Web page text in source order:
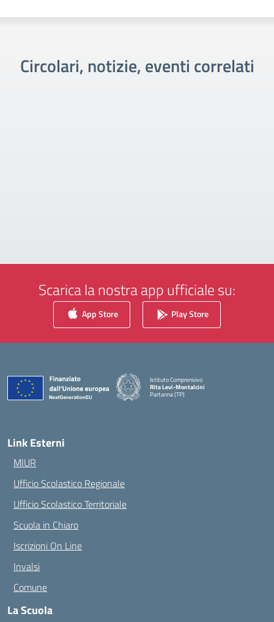
Circolari, notizie, eventi correlati
Scarica la nostra app ufficiale su:
App Store Play Store
Istituto Comprensivo
Rita Levi-Montalcini
Partanna (TP)
Link Esterni
MIUR
Ufficio Scolastico Regionale
Ufficio Scolastico Territoriale
Scuola in Chiaro
Iscrizioni On Line
Invalsi
Comune
La Scuola